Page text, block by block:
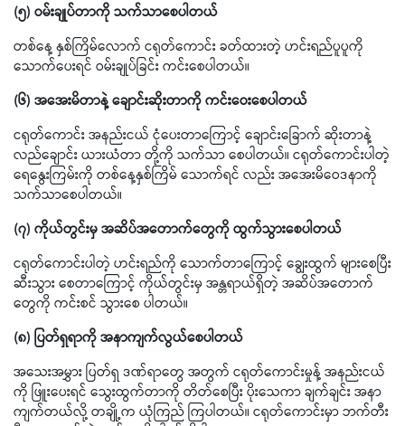
(၅) ဝမ်းချုပ်တာကို သက်သာစေပါတယ်
တစ်နေ့ နှစ်ကြိမ်လောက် ငရုတ်ကောင်း ခတ်ထားတဲ့ ဟင်းရည်ပူပူကို
သောက်ပေးရင် ဝမ်းချုပ်ခြင်း ကင်းစေပါတယ်။
(၆) အအေးမိတာနဲ့ ချောင်းဆိုးတာကို ကင်းဝေးစေပါတယ်
ငရုတ်ကောင်း အနည်းငယ် ငုံပေးတာကြောင့် ချောင်းခြောက် ဆိုးတာနဲ့
လည်ချောင်း ယားယံတာ တို့ကို သက်သာ စေပါတယ်။ ငရုတ်ကောင်းပါတဲ့
ရေနွေးကြမ်းကို တစ်နေ့နှစ်ကြိမ် သောက်ရင် လည်း အအေးမိဝေဒနာကို
သက်သာစေပါတယ်။
(၇) ကိုယ်တွင်းမှ အဆိပ်အတောက်တွေကို ထွက်သွားစေပါတယ်
ငရုတ်ကောင်းပါတဲ့ ဟင်းရည်ကို သောက်တာကြောင့် ချွေးထွက် များစေပြီး
ဆီးသွား စေတာကြောင့် ကိုယ်တွင်းမှ အန္တရာယ်ရှိတဲ့ အဆိပ်အတောက်
တွေကို ကင်းစင် သွားစေ ပါတယ်။
(၈) ပြတ်ရှရာကို အနာကျက်လွယ်စေပါတယ်
အသေးအမွှား ပြတ်ရှ ဒဏ်ရာတွေ အတွက် ငရုတ်ကောင်းမှုန့် အနည်းငယ်
ကို ဖြူးပေးရင် သွေးထွက်တာကို တိတ်စေပြီး ပိုးသေကာ ချက်ချင်း အနာ
ကျက်တယ်လို့ တချို့က ယုံကြည် ကြပါတယ်။ ငရုတ်ကောင်းမှာ ဘက်တီး